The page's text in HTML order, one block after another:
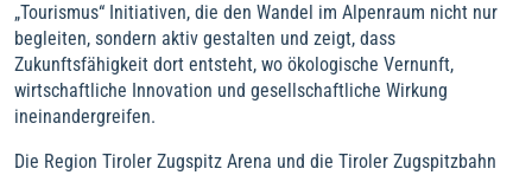
„Tourismus“ Initiativen, die den Wandel im Alpenraum nicht nur
begleiten, sondern aktiv gestalten und zeigt, dass
Zukunftsfähigkeit dort entsteht, wo ökologische Vernunft,
wirtschaftliche Innovation und gesellschaftliche Wirkung
ineinandergreifen.
Die Region Tiroler Zugspitz Arena und die Tiroler Zugspitzbahn